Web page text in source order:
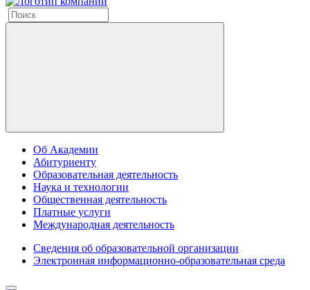
Об Академии
Абитуриенту
Образовательная деятельность
Наука и технологии
Общественная деятельность
Платные услуги
Международная деятельность
Сведения об образовательной организации
Электронная информационно-образовательная среда